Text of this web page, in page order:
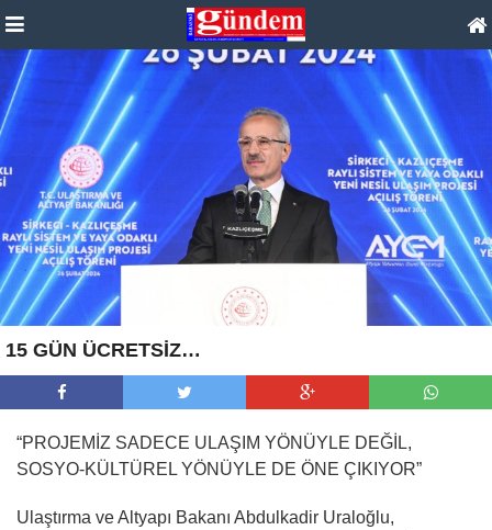
15 GÜN ÜCRETSİZ…
“PROJEMİZ SADECE ULAŞIM YÖNÜYLE DEĞİL,
SOSYO-KÜLTÜREL YÖNÜYLE DE ÖNE ÇIKIYOR”
Ulaştırma ve Altyapı Bakanı Abdulkadir Uraloğlu,